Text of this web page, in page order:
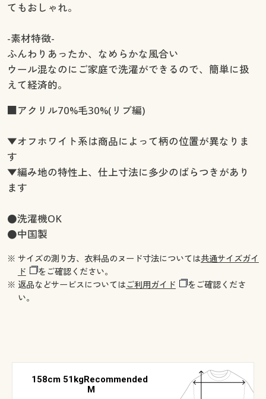
てもおしゃれ。
-素材特徴-
ふんわりあったか、なめらかな風合い
ウール混なのにご家庭で洗濯ができるので、簡単に扱
えて経済的。
■アクリル70%毛30%(リブ編)
▼オフホワイト系は商品によって柄の位置が異なりま
す
▼編み地の特性上、仕上寸法に多少のばらつきがあり
ます
●洗濯機OK
●中国製
※ サイズの測り方、衣料品のヌード寸法については共通サイズガイ
ド
をご確認ください。
※ 返品などサービスについてはご利用ガイド
をご確認くださ
い。
158cm 51kgRecommended
M